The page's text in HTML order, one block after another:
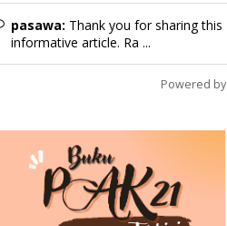
pasawa: Thank you for sharing this
informative article. Ra ...
Powered by